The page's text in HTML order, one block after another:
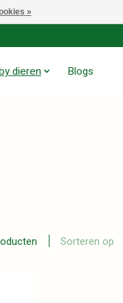
dieren Blogs
Sorteren op
»